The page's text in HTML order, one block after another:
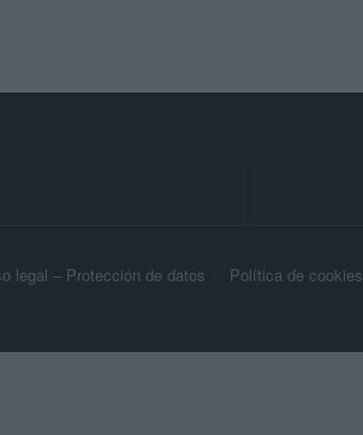
legal – Protección de datos Política de cookies